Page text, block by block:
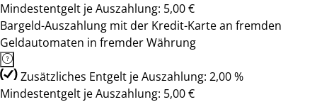
Mindestentgelt je Auszahlung: 5,00 €
Bargeld-Auszahlung mit der Kredit-Karte an fremden
Geldautomaten in fremder Währung
Zusätzliches Entgelt je Auszahlung: 2,00 %
Mindestentgelt je Auszahlung: 5,00 €